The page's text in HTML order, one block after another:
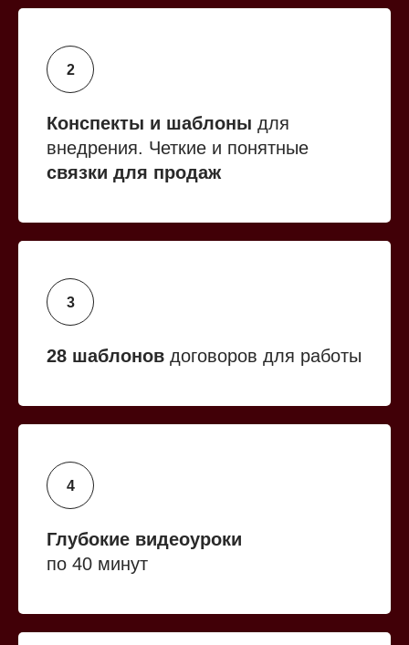
Конспекты и шаблоны для
внедрения. Четкие и понятные
связки для продаж
28 шаблонов договоров для работы
Глубокие видеоуроки
по 40 минут